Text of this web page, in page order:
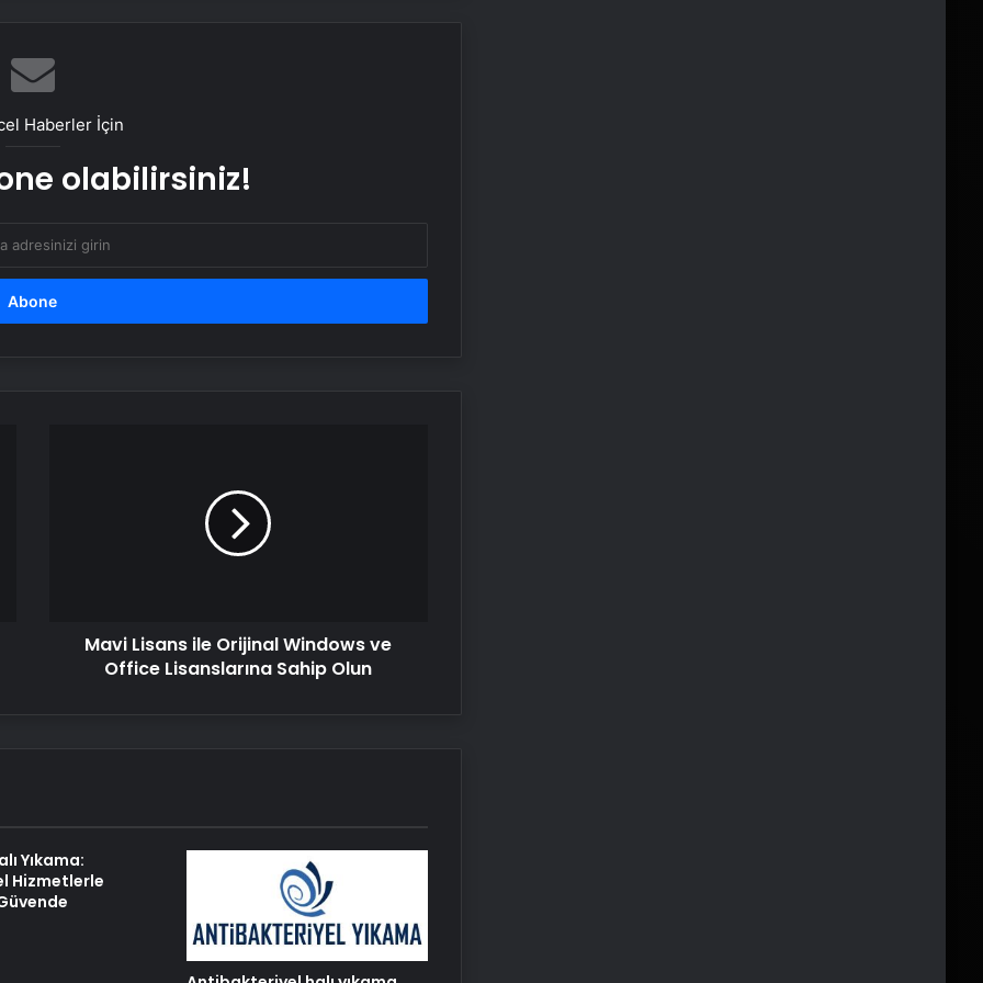
Serjoy : Dijital Medya Ajansı, Google
Buharlı Koltuk Yıkama: Temizlikte
Yenilikçi Çözüm
Petmona : Kedi Maması ve Köpek
Eşya Depolama ile Güvenli ve
İklimlendirmeli Saklama Rehberi
Haberler İçin
olabilirsiniz!
Mavi Lisans ile Orijinal Windows ve
Office Lisanslarına Sahip Olun
Yıkama:
Hizmetlerle